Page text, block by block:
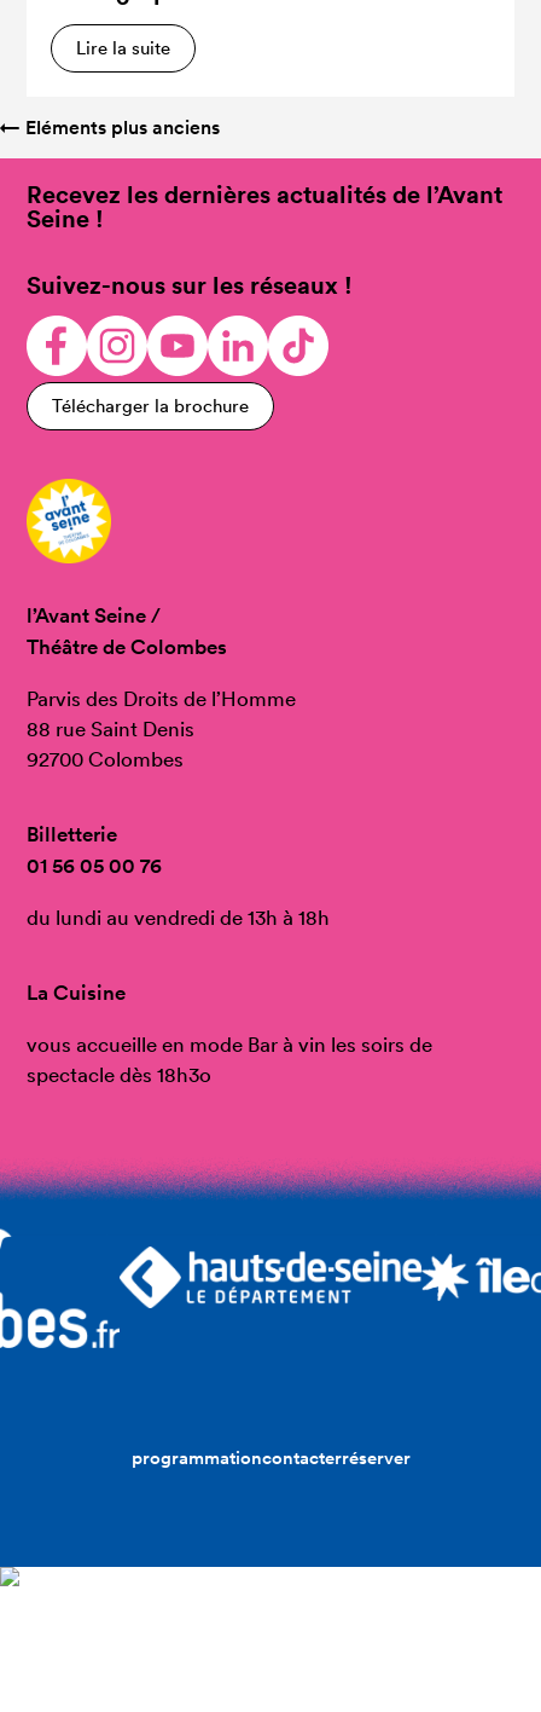
Lire la suite
← Eléments plus anciens
Recevez les dernières actualités de l’Avant
Seine !
Suivez-nous sur les réseaux !
Télécharger la brochure
l’Avant Seine /
Théâtre de Colombes
Parvis des Droits de l’Homme
88 rue Saint Denis
92700 Colombes
Billetterie
01 56 05 00 76
du lundi au vendredi de 13h à 18h
La Cuisine
vous accueille en mode Bar à vin les soirs de
spectacle dès 18h3o
programmationcontacterréserver